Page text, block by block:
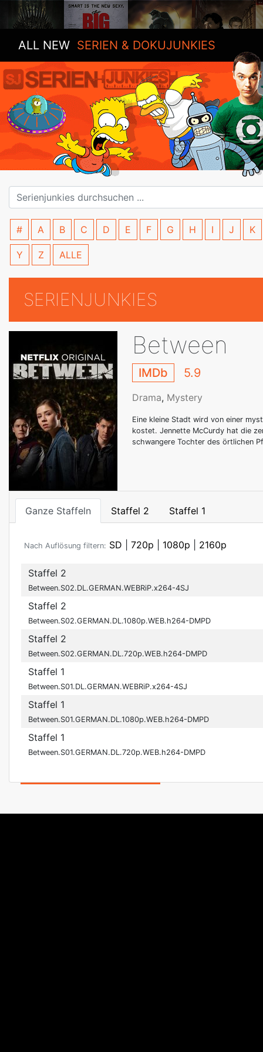
ALL NEW SERIEN & DOKUJUNKIES
# A B C D E F G H I J K
Y Z ALLE
SERIENJUNKIES
Between
IMDb 5.9
Drama, Mystery
Eine kleine Stadt wird von einer
kostet. Jennette McCurdy hat die
schwangere Tochter des örtlichen
Ganze Staffeln Staffel 2 Staffel 1
Nach Auflösung filtern: SD 720p 1080p 2160p
Staffel 2
Between.S02.DL.GERMAN.WEBRiP.x264-4SJ
Staffel 2
Between.S02.GERMAN.DL.1080p.WEB.h264-DMPD
Staffel 2
Between.S02.GERMAN.DL.720p.WEB.h264-DMPD
Staffel 1
Between.S01.DL.GERMAN.WEBRiP.x264-4SJ
Staffel 1
Between.S01.GERMAN.DL.1080p.WEB.h264-DMPD
Staffel 1
Between.S01.GERMAN.DL.720p.WEB.h264-DMPD